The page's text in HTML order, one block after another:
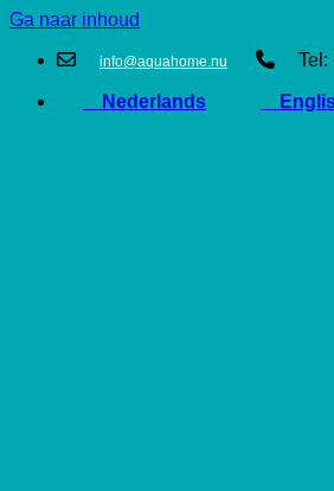
Ga naar inhoud
info@aquahome.nu Tel:
Nederlands